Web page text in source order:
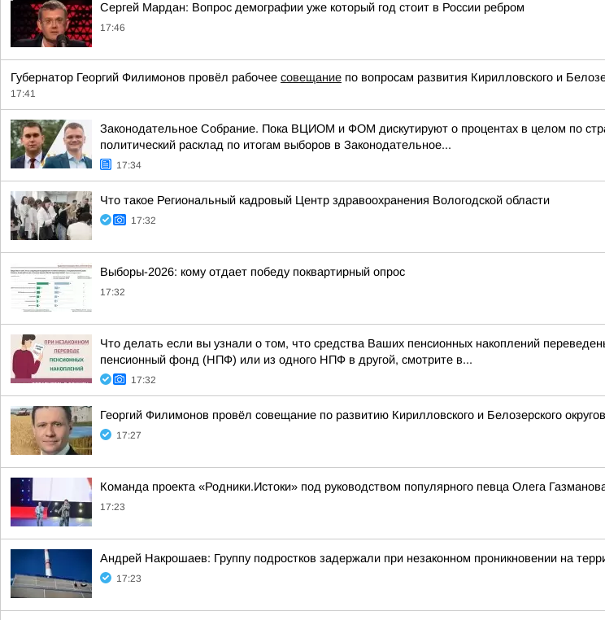
Сергей Мардан: Вопрос демографии уже который год стоит в России ребром
17:46
Губернатор Георгий Филимонов провёл рабочее совещание по вопросам развития Кирилловского и
17:41
Законодательное Собрание. Пока ВЦИОМ и ФОМ дискутируют о процентах в целом по
политический расклад по итогам выборов в Законодательное...
17:34
Что такое Региональный кадровый Центр здравоохранения Вологодской области
17:32
Выборы-2026: кому отдает победу поквартирный опрос
17:32
Что делать если вы узнали о том, что средства Ваших пенсионных накоплений
пенсионный фонд (НПФ) или из одного НПФ в другой, смотрите в...
17:32
Георгий Филимонов провёл совещание по развитию Кирилловского и Белозерского округов
17:27
Команда проекта «Родники.Истоки» под руководством популярного певца Олега
17:23
Андрей Накрошаев: Группу подростков задержали при незаконном проникновении на
17:23